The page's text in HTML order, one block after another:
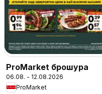
ProMarket брошура
06.08. - 12.08.2026
ProMarket